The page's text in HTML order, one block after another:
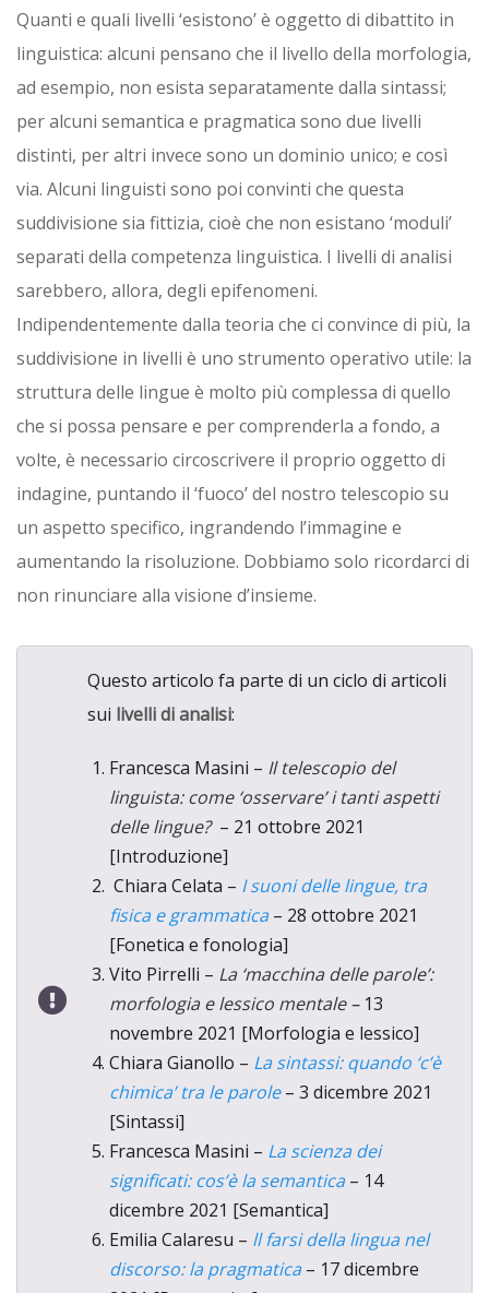
Quanti e quali livelli ‘esistono’ è oggetto di dibattito in
linguistica: alcuni pensano che il livello della morfologia,
ad esempio, non esista separatamente dalla sintassi;
per alcuni semantica e pragmatica sono due livelli
distinti, per altri invece sono un dominio unico; e così
via. Alcuni linguisti sono poi convinti che questa
suddivisione sia fittizia, cioè che non esistano ‘moduli’
separati della competenza linguistica. I livelli di analisi
sarebbero, allora, degli epifenomeni.
Indipendentemente dalla teoria che ci convince di più, la
suddivisione in livelli è uno strumento operativo utile: la
struttura delle lingue è molto più complessa di quello
che si possa pensare e per comprenderla a fondo, a
volte, è necessario circoscrivere il proprio oggetto di
indagine, puntando il ‘fuoco’ del nostro telescopio su
un aspetto specifico, ingrandendo l’immagine e
aumentando la risoluzione. Dobbiamo solo ricordarci di
non rinunciare alla visione d’insieme.
Questo articolo fa parte di un ciclo di articoli
sui livelli di analisi:
Francesca Masini – Il telescopio del
linguista: come ‘osservare’ i tanti aspetti
delle lingue?– 21 ottobre 2021
[Introduzione]
Chiara Celata – I suoni delle lingue, tra
fisica e grammatica– 28 ottobre 2021
[Fonetica e fonologia]
Vito Pirrelli – La ‘macchina delle parole’:
morfologia e lessico mentale– 13
novembre 2021 [Morfologia e lessico]
Chiara Gianollo – La sintassi: quando ‘c’è
chimica’ tra le parole– 3 dicembre 2021
[Sintassi]
Francesca Masini – La scienza dei
significati: cos’è la semantica– 14
dicembre 2021 [Semantica]
Emilia Calaresu – ll farsi della lingua nel
discorso: la pragmatica– 17 dicembre